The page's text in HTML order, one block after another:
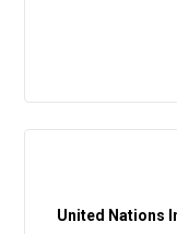
United Nations